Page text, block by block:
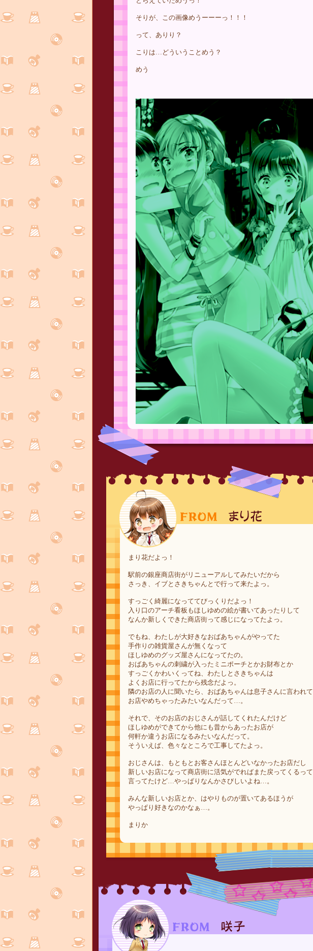
そりが、この画像めうーーーっ！！！
って、ありり？
こりは…どういうことめう？
めう
まり花だよっ！
駅前の銀座商店街がリニューアルしてみたいだから
さっき、イブとさきちゃんとで行って来たよっ。
すっごく綺麗になっててびっくりだよっ！
入り口のアーチ看板もほしゆめの絵が書いてあったりして
なんか新しくできた商店街って感じになってたよっ。
でもね、わたしが大好きなおばあちゃんがやってた
手作りの雑貨屋さんが無くなって
ほしゆめのグッズ屋さんになってたの。
おばあちゃんの刺繍が入ったミニポーチとかお財布とか
すっごくかわいくってね、わたしとさきちゃんは
よくお店に行ってたから残念だよっ。
隣のお店の人に聞いたら、おばあちゃんは息子さんに言われて
お店やめちゃったみたいなんだって…。
それで、そのお店のおじさんが話してくれたんだけど
ほしゆめができてから他にも昔からあったお店が
何軒か違うお店になるみたいなんだって。
そういえば、色々なところで工事してたよっ。
おじさんは、もともとお客さんほとんどいなかったお店だし
新しいお店になって商店街に活気がでればまた戻ってくるって
言ってたけど…やっぱりなんかさびしいよね…。
みんな新しいお店とか、はやりものが置いてあるほうが
やっぱり好きなのかなぁ…。
まりか